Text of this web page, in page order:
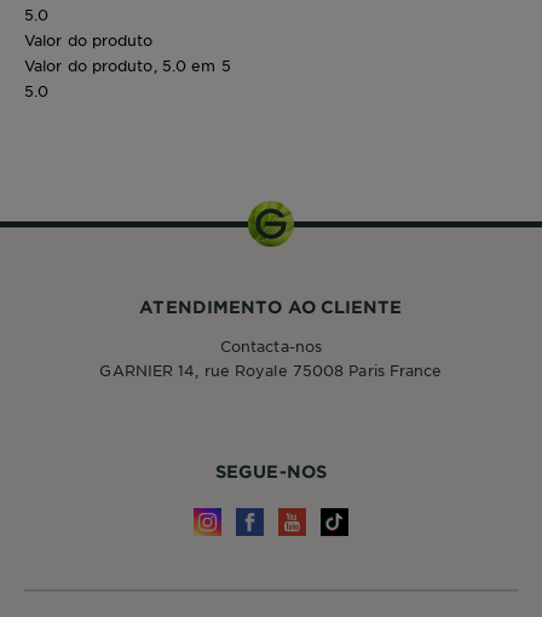
5.0
Valor do produto
Valor do produto, 5.0 em 5
5.0
SEGUE-NOS
ATENDIMENTO AO CLIENTE
Contacta-nos
GARNIER 14, rue Royale 75008 Paris France